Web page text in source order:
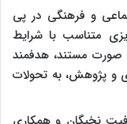
و فرهنگی در پی
متناسب با شرایط
صورت مستند، هدفمند
و پژوهش، به تحولات